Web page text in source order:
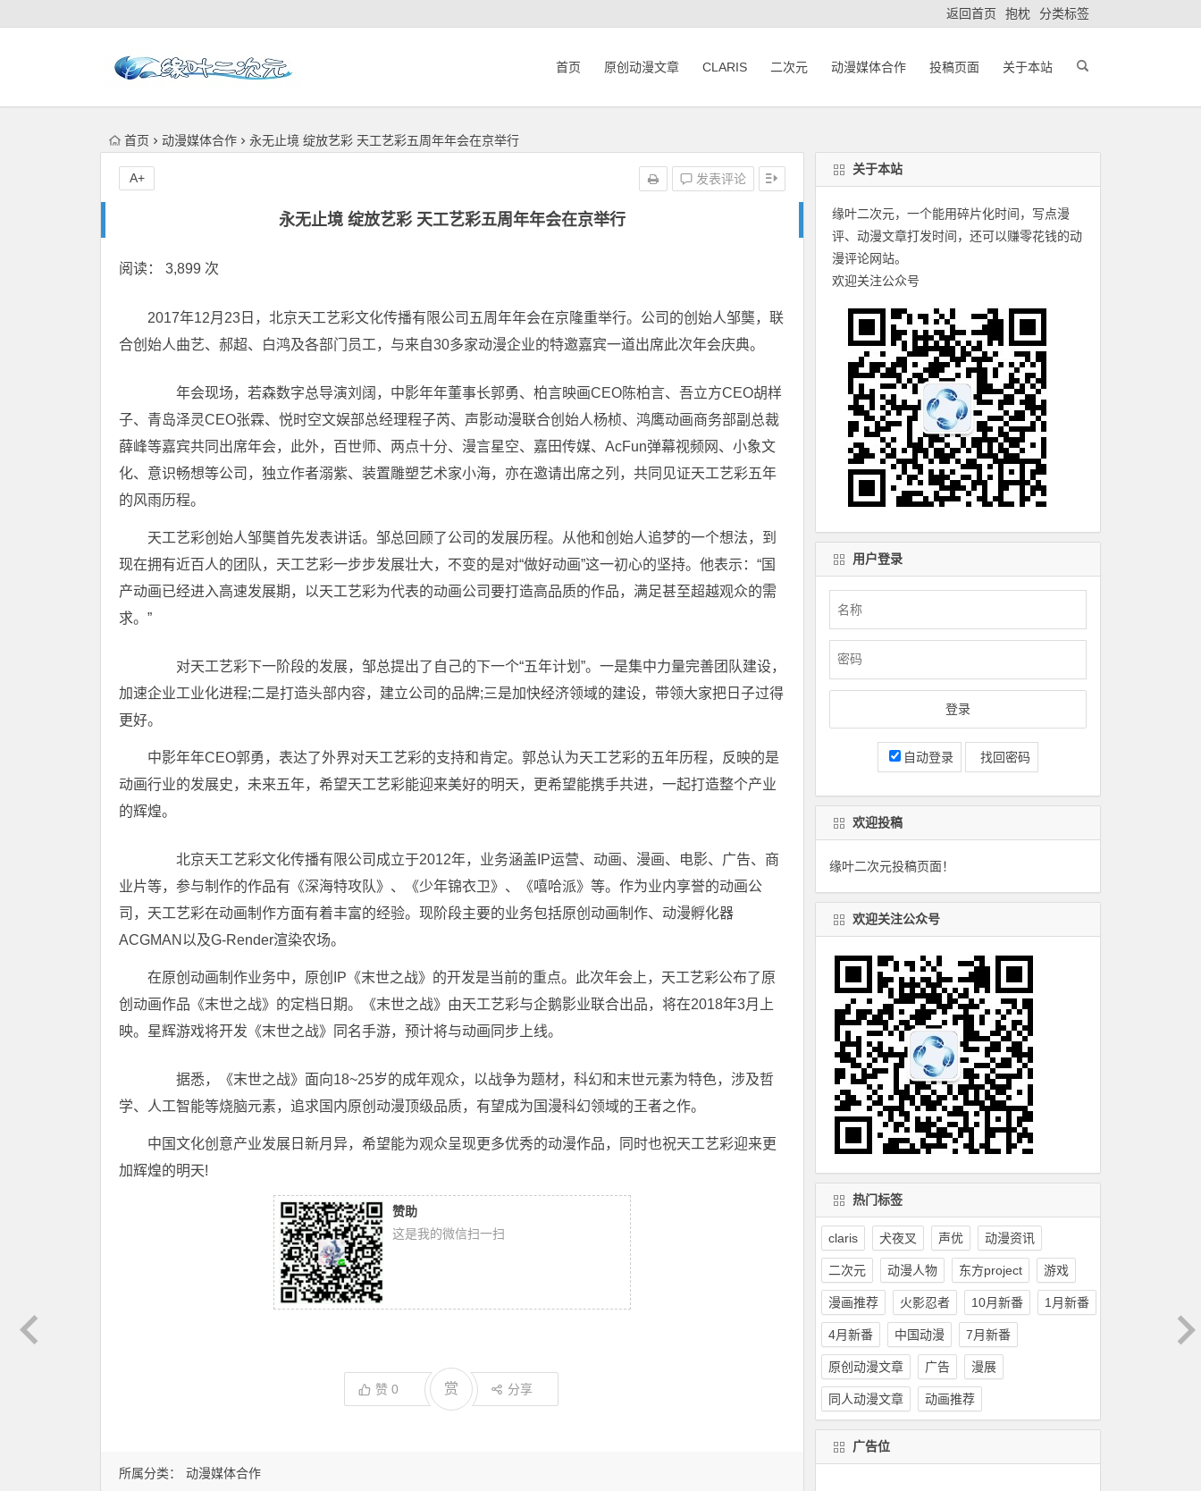
返回首页 抱枕 分类标签
首页 原创动漫文章 CLARIS 二次元 动漫媒体合作 投稿页面 关于本站
首页 动漫媒体合作 永无止境 绽放艺彩 天工艺彩五周年年会在京举行
永无止境 绽放艺彩 天工艺彩五周年年会在京举行
发表评论
A+
所属分类： 动漫媒体合作
阅读： 3,899 次
2017年12月23日，北京天工艺彩文化传播有限公司五周年年会在京隆重举行。公司的创始人邹龑，联
合创始人曲艺、郝超、白鸿及各部门员工，与来自30多家动漫企业的特邀嘉宾一道出席此次年会庆典。
年会现场，若森数字总导演刘阔，中影年年董事长郭勇、柏言映画CEO陈柏言、吾立方CEO胡样
子、青岛泽灵CEO张霖、悦时空文娱部总经理程子芮、声影动漫联合创始人杨桢、鸿鹰动画商务部副总裁
薛峰等嘉宾共同出席年会，此外，百世师、两点十分、漫言星空、嘉田传媒、AcFun弹幕视频网、小象文
化、意识畅想等公司，独立作者溺紫、装置雕塑艺术家小海，亦在邀请出席之列，共同见证天工艺彩五年
的风雨历程。
天工艺彩创始人邹龑首先发表讲话。邹总回顾了公司的发展历程。从他和创始人追梦的一个想法，到
现在拥有近百人的团队，天工艺彩一步步发展壮大，不变的是对“做好动画”这一初心的坚持。他表示：“国
产动画已经进入高速发展期，以天工艺彩为代表的动画公司要打造高品质的作品，满足甚至超越观众的需
求。”
对天工艺彩下一阶段的发展，邹总提出了自己的下一个“五年计划”。一是集中力量完善团队建设，
加速企业工业化进程;二是打造头部内容，建立公司的品牌;三是加快经济领域的建设，带领大家把日子过得
更好。
中影年年CEO郭勇，表达了外界对天工艺彩的支持和肯定。郭总认为天工艺彩的五年历程，反映的是
动画行业的发展史，未来五年，希望天工艺彩能迎来美好的明天，更希望能携手共进，一起打造整个产业
的辉煌。
北京天工艺彩文化传播有限公司成立于2012年，业务涵盖IP运营、动画、漫画、电影、广告、商
业片等，参与制作的作品有《深海特攻队》、《少年锦衣卫》、《嘻哈派》等。作为业内享誉的动画公
司，天工艺彩在动画制作方面有着丰富的经验。现阶段主要的业务包括原创动画制作、动漫孵化器
ACGMAN以及G-Render渲染农场。
在原创动画制作业务中，原创IP《末世之战》的开发是当前的重点。此次年会上，天工艺彩公布了原
创动画作品《末世之战》的定档日期。《末世之战》由天工艺彩与企鹅影业联合出品，将在2018年3月上
映。星辉游戏将开发《末世之战》同名手游，预计将与动画同步上线。
据悉，《末世之战》面向18~25岁的成年观众，以战争为题材，科幻和末世元素为特色，涉及哲
学、人工智能等烧脑元素，追求国内原创动漫顶级品质，有望成为国漫科幻领域的王者之作。
中国文化创意产业发展日新月异，希望能为观众呈现更多优秀的动漫作品，同时也祝天工艺彩迎来更
加辉煌的明天!
赞助
这是我的微信扫一扫
赞 0 赏 分享
关于本站
缘叶二次元，一个能用碎片化时间，写点漫
评、动漫文章打发时间，还可以赚零花钱的动
漫评论网站。
欢迎关注公众号
用户登录
自动登录 找回密码
欢迎投稿
缘叶二次元投稿页面！
欢迎关注公众号
热门标签
claris 犬夜叉 声优 动漫资讯
二次元 动漫人物 东方project 游戏
漫画推荐 火影忍者 10月新番 1月新番
4月新番 中国动漫 7月新番
原创动漫文章 广告 漫展
同人动漫文章 动画推荐
广告位